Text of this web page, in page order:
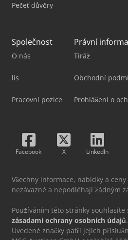
Pečeť důvěry
Společnost
O nás
lis
Pracovní pozice
Právní
Tiráž
Obchodní
Prohlášení o
Facebook X LinkedIn
Všechny informace, nabídky a
nezávazné a nepodléhají žádným
Používáním této stránky souhlasíte
zásadami ochrany osobních údajů.
Uvedené značky patří jejich